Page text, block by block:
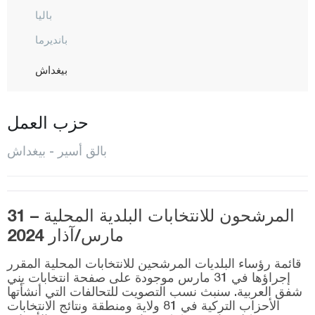
باليا
بانديرما
بيغداش
دورسون بيه
غوميش
غونان
حافران
إيقريندي
كاراإيسي
حزب العمل
بالق أسير - بيغداش
المرشحون للانتخابات البلدية المحلية – 31
مارس/آذار 2024
قائمة رؤساء البلديات المرشحين للانتخابات المحلية المقرر
إجراؤها في 31 مارس موجودة على صفحة انتخابات يني
شفق العربية. سنبث نسب التصويت للتحالفات التي أنشأتها
الأحزاب التركية في 81 ولاية ومنطقة ونتائج الانتخابات